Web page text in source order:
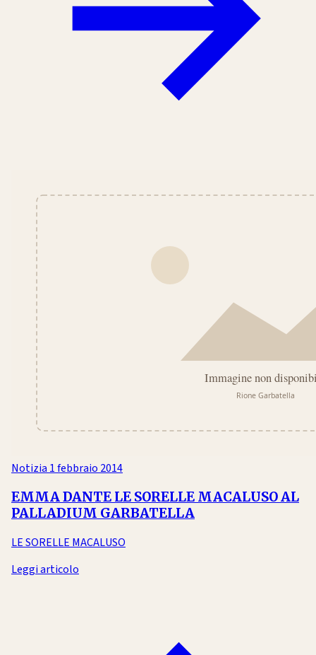
Notizia 1 febbraio 2014
EMMA DANTE LE SORELLE MACALUSO AL
PALLADIUM GARBATELLA
LE SORELLE MACALUSO
Leggi articolo